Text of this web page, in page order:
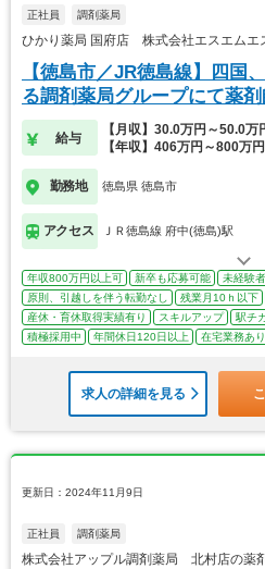
正社員 調剤薬局
ひかり薬局 国府店 株式会社エスエムエ
【徳島市／JR徳島線】四国
る調剤薬局グループにて薬
給与
【月収】30.0万円～50.0万
【年収】406万円～800万円
勤務地 徳島県 徳島市
アクセス ＪＲ徳島線 府中(徳島)駅
年収800万円以上可 新卒も応募可能
未経験
原則、引越しを伴う転勤なし
残業月10ｈ以下
産休・育休取得実績有り
スキルアップ 駅チ
積極採用中
年間休日120日以上 在宅業務あり
求人の詳細を見る
更新日：2024年11月9日
正社員 調剤薬局
株式会社アップル調剤薬局 北村店の薬